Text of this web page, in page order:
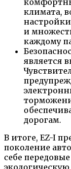
климата,
и
каждому
является
дорогам.
В итоге, EZ-I
поколение
себе